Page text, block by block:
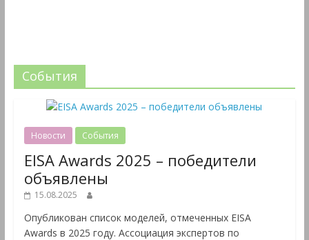
События
Новости События
EISA Awards 2025 – победители
объявлены
15.08.2025
Опубликован список моделей, отмеченных EISA
Awards в 2025 году. Ассоциация экспертов по